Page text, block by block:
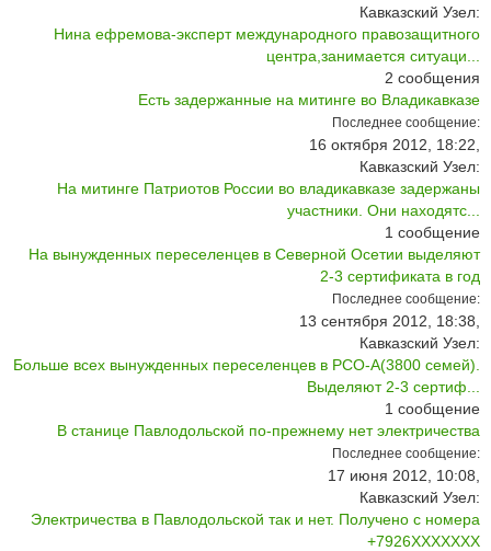
Кавказский Узел:
Нина ефремова-эксперт международного правозащитного
центра,занимается ситуаци...
2 сообщения
Есть задержанные на митинге во Владикавказе
Последнее сообщение:
16 октября 2012, 18:22,
Кавказский Узел:
На митинге Патриотов России во владикавказе задержаны
участники. Они находятс...
1 сообщение
На вынужденных переселенцев в Северной Осетии выделяют
2-3 сертификата в год
Последнее сообщение:
13 сентября 2012, 18:38,
Кавказский Узел:
Больше всех вынужденных переселенцев в РСО-А(3800 семей).
Выделяют 2-3 сертиф...
1 сообщение
В станице Павлодольской по-прежнему нет электричества
Последнее сообщение:
17 июня 2012, 10:08,
Кавказский Узел:
Электричества в Павлодольской так и нет. Получено с номера
+7926XXXXXXX